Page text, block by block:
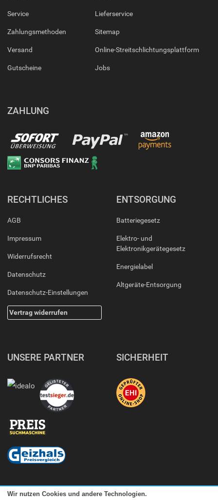
Service
Zahlungsmethoden
Versand
Gutscheine
Lieferservice
Sitemap
Online-Streitschlichtungsplattform
Jobs
ZAHLUNG
RECHTLICHES
AGB
Impressum
Widerrufsrecht
Datenschutz
Datenschutz-Einstellungen
Vertrag widerrufen
ENTSORGUNG
Batteriegesetz
Elektro- und
Elektronikgerätegesetz
Energielabel
Altgeräte-Entsorgung
UNSERE PARTNER SICHERHEIT
Wir nutzen Cookies und andere Technologien.